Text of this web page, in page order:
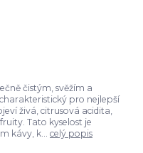
čistým, svěžím a
pro nejlepší
živá, citrusová acidita,
Tato kyselost je
kávy, k... celý popis